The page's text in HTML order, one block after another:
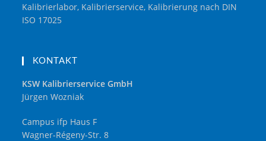
Kalibrierlabor, Kalibrierservice, Kalibrierung nach DIN
ISO 17025
KONTAKT
KSW Kalibrierservice GmbH
Jürgen Wozniak
Campus ifp Haus F
Wagner-Régeny-Str. 8